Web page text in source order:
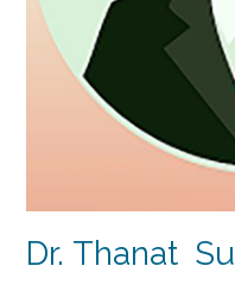
Dr. Thanat